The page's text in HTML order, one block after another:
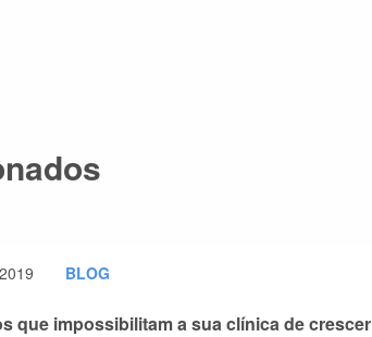
BLOG
que impossibilitam a sua clínica de crescer